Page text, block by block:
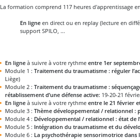
La formation comprend 117 heures d'apprentissage
En ligne en direct ou en replay (lecture en
support SPILO, ...
En ligne à suivre à votre rythme entre 1er
Module 1 : Traitement du traumatisme : réguler
Liège)
Module 2 : Traitement du traumatisme :
rétablissement d’une défense active: 19-20-21
En ligneà suivre à votre rythme entre le 21 février
Module 3 : Thème développemental / relationnel :
Module 4 : Développemental / relationnel : état de
Module 5 : Intégration du traumatisme et du
Module 6 : La psychothérapie sensorimotrice dans